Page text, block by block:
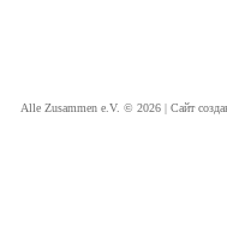
Alle Zusammen e.V. © 2026 | Сайт